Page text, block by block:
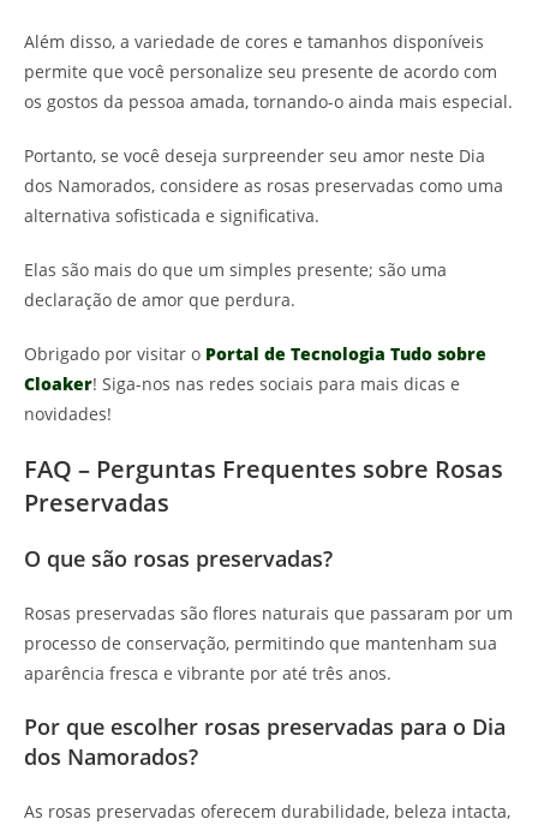
Além disso, a variedade de cores e tamanhos disponíveis
permite que você personalize seu presente de acordo com
os gostos da pessoa amada, tornando-o ainda mais especial.
Portanto, se você deseja surpreender seu amor neste Dia
dos Namorados, considere as rosas preservadas como uma
alternativa sofisticada e significativa.
Elas são mais do que um simples presente; são uma
declaração de amor que perdura.
Obrigado por visitar o Portal de Tecnologia Tudo sobre
Cloaker! Siga-nos nas redes sociais para mais dicas e
novidades!
FAQ – Perguntas Frequentes sobre Rosas
Preservadas
O que são rosas preservadas?
Rosas preservadas são flores naturais que passaram por um
processo de conservação, permitindo que mantenham sua
aparência fresca e vibrante por até três anos.
Por que escolher rosas preservadas para o Dia
dos Namorados?
As rosas preservadas oferecem durabilidade, beleza intacta,